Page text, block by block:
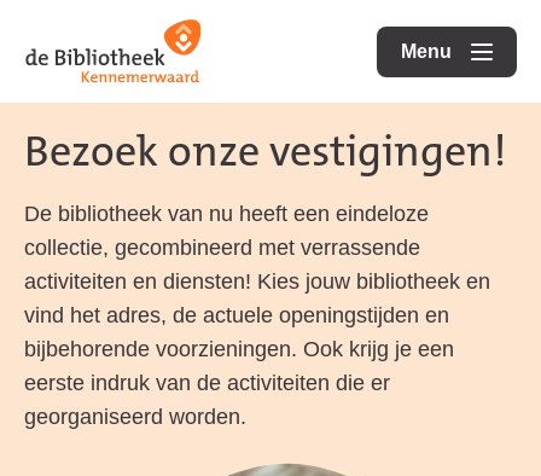
direct
content
direct
footer
naar
de
homepagina
Menu
openen
Bezoek onze vestigingen!
De bibliotheek van nu heeft een eindeloze
collectie, gecombineerd met verrassende
activiteiten en diensten! Kies jouw bibliotheek en
vind het adres, de actuele openingstijden en
bijbehorende voorzieningen. Ook krijg je een
eerste indruk van de activiteiten die er
georganiseerd worden.